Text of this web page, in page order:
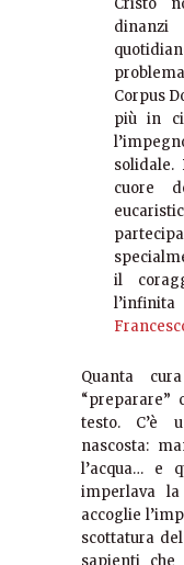
dinanzi
Corpus
più in
solidale.
cuore
il
Quanta
“preparare”
testo. C’è
nascosta:
l’acqua… e
imperlava
accoglie
scottatura
sapienti